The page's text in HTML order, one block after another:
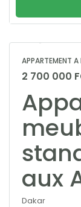
APPARTEMENT A
2 700 000
aux
Dakar